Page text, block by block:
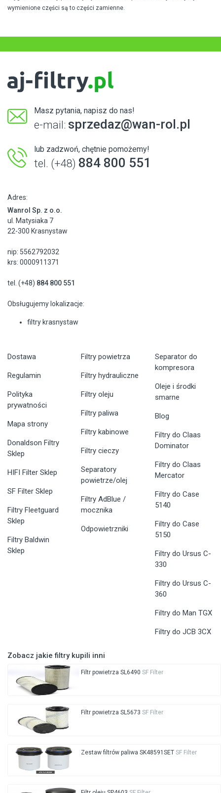
wymienione części są to części zamienne.
Masz pytania, napisz do nas!
e-mail: sprzedaz@wan-rol.pl
lub zadzwoń, chętnie pomożemy!
tel. (+48) 884 800 551
Adres:
Wanrol Sp. z o.o.
ul. Matysiaka 7
22-300 Krasnystaw
nip: 5562792032
krs: 0000911371
tel. (+48) 884 800 551
Obsługujemy lokalizacje:
filtry krasnystaw
Dostawa
Regulamin
Polityka
prywatności
Mapa strony
Donaldson Filtry
Sklep
HIFI Filter Sklep
SF Filter Sklep
Filtry Fleetguard
Sklep
Filtry Baldwin
Sklep
Filtry powietrza
Filtry hydrauliczne
Filtry oleju
Filtry paliwa
Filtry kabinowe
Filtry cieczy
Separatory
powietrze/olej
Filtry AdBlue /
mocznika
Odpowietrzniki
Separator do
kompresora
Oleje i środki
smarne
Blog
Filtry do Claas
Dominator
Filtry do Claas
Mercator
Filtry do Case
5140
Filtry do Case
5150
Filtry do Ursus C-
330
Filtry do Ursus C-
360
Filtry do Man TGX
Filtry do JCB 3CX
Zobacz jakie filtry kupili inni
Filtr powietrza SL6490 SF Filter
Filtr powietrza SL5673 SF Filter
Zestaw filtrów paliwa SK48591SET SF Filter